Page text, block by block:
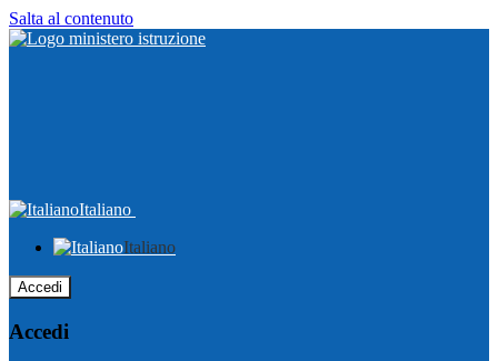
Salta al contenuto
Italiano
Italiano
Accedi
Accedi